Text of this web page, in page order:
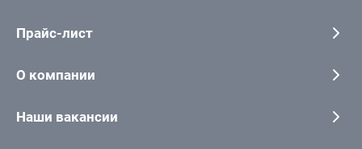
Прайс-лист
О компании
Наши вакансии